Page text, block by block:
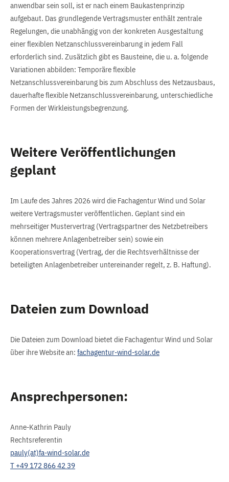
anwendbar sein soll, ist er nach einem Baukastenprinzip
aufgebaut. Das grundlegende Vertragsmuster enthält zentrale
Regelungen, die unabhängig von der konkreten Ausgestaltung
einer flexiblen Netzanschlussvereinbarung in jedem Fall
erforderlich sind. Zusätzlich gibt es Bausteine, die u. a. folgende
Variationen abbilden: Temporäre flexible
Netzanschlussvereinbarung bis zum Abschluss des Netzausbaus,
dauerhafte flexible Netzanschlussvereinbarung, unterschiedliche
Formen der Wirkleistungsbegrenzung.
Weitere Veröffentlichungen
geplant
Im Laufe des Jahres 2026 wird die Fachagentur Wind und Solar
weitere Vertragsmuster veröffentlichen. Geplant sind ein
mehrseitiger Mustervertrag (Vertragspartner des Netzbetreibers
können mehrere Anlagenbetreiber sein) sowie ein
Kooperationsvertrag (Vertrag, der die Rechtsverhältnisse der
beteiligten Anlagenbetreiber untereinander regelt, z. B. Haftung).
Dateien zum Download
Die Dateien zum Download bietet die Fachagentur Wind und Solar
über ihre Website an: fachagentur-wind-solar.de
Ansprechpersonen:
Anne-Kathrin Pauly
Rechtsreferentin
pauly(at)fa-wind-solar.de
T +49 172 866 42 39